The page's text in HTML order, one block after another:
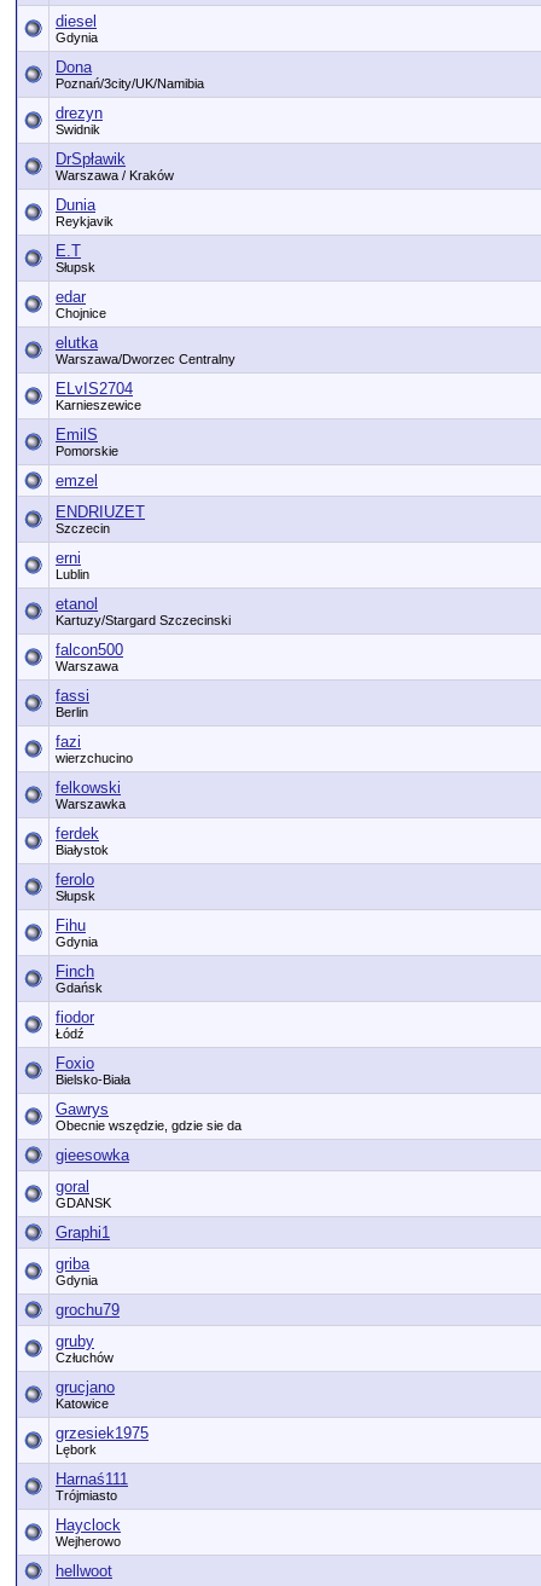
diesel
Gdynia
Dona
Poznań/3city/UK/Namibia
drezyn
Swidnik
DrSpławik
Warszawa / Kraków
Dunia
Reykjavik
E.T
Słupsk
edar
Chojnice
elutka
Warszawa/Dworzec Centralny
ELvIS2704
Karnieszewice
EmilS
Pomorskie
emzel
ENDRIUZET
Szczecin
erni
Lublin
etanol
Kartuzy/Stargard Szczecinski
falcon500
Warszawa
fassi
Berlin
fazi
wierzchucino
felkowski
Warszawka
ferdek
Białystok
ferolo
Słupsk
Fihu
Gdynia
Finch
Gdańsk
fiodor
Łódź
Foxio
Bielsko-Biała
Gawrys
Obecnie wszędzie, gdzie sie da
gieesowka
goral
GDANSK
Graphi1
griba
Gdynia
grochu79
gruby
Człuchów
grucjano
Katowice
grzesiek1975
Lębork
Harnaś111
Trójmiasto
Hayclock
Wejherowo
hellwoot